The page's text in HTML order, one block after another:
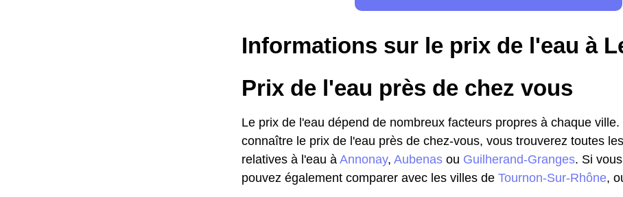
Informations sur le prix de l'eau à
Prix de l'eau près de chez vous
Le prix de l'eau dépend de nombreux facteurs propres à chaque
connaître le prix de l'eau près de chez-vous, vous trouverez toutes
relatives à l'eau àAnnonay, Aubenas ou Guilherand-Granges. Si
pouvez également comparer avec les villes de Tournon-Sur-Rhône,